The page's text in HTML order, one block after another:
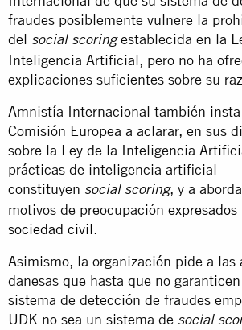
fraudes posiblemente vulnere la
del social scoringestablecida en la
Inteligencia Artificial, pero no ha
explicaciones suficientes sobre su
Amnistía Internacional también
Comisión Europea a aclarar, en sus
sobre la Ley de la Inteligencia
prácticas de inteligencia artificial
constituyen social scoring, y a
motivos de preocupación expresados
sociedad civil.
Asimismo, la organización pide a las
danesas que hasta que no
sistema de detección de fraudes
UDK no sea un sistema de social